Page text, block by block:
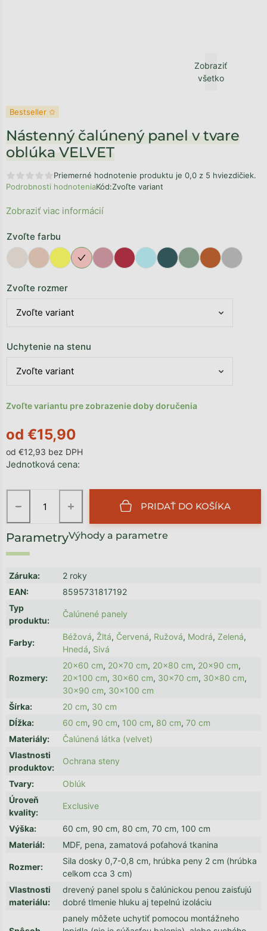
Zobraziť
všetko
Bestseller ✩
Nástenný čalúnený panel v tvare
oblúka VELVET
Priemerné hodnotenie produktu je 0,0 z 5 hviezdičiek.
Podrobnosti hodnoteniaKód:Zvoľte variant
od €15,90
od €12,93 bez DPH
Jednotková cena:
Zvoľte variantu pre zobrazenie doby doručenia
Zvoľte farbu
Zvoľte rozmer
Uchytenie na stenu
+
− PRIDAŤ DO KOŠÍKA
Výhody a parametre
Záruka:
2 roky
EAN:
8595731817192
Typ
produktu:
Čalúnené panely
Farby:
Béžová, Žltá, Červená, Ružová, Modrá, Zelená,
Hnedá, Sivá
Rozmery:
20x60 cm, 20x70 cm, 20x80 cm, 20x90 cm,
20x100 cm, 30x60 cm, 30x70 cm, 30x80 cm,
30x90 cm, 30x100 cm
Šírka: 20 cm, 30 cm
Dĺžka: 60 cm, 90 cm, 100 cm, 80 cm, 70 cm
Materiály:
Čalúnená látka (velvet)
Vlastnosti
produktov:
Ochrana steny
Tvary:
Oblúk
Úroveň
kvality:
Exclusive
Výška:
60 cm, 90 cm, 80 cm, 70 cm, 100 cm
Materiál: MDF, pena, zamatová poťahová tkanina
Rozmer:
Sila dosky 0,7-0,8 cm, hrúbka peny 2 cm (hrúbka
celkom cca 3 cm)
Vlastnosti
materiálu:
drevený panel spolu s čalúnickou penou zaisťujú
dobré tlmenie hluku aj tepelnú izoláciu
panely môžete uchytiť pomocou montážneho
Zobraziť viac informácií